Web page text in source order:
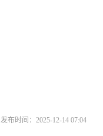
发布时间：2025-12-14 07:04